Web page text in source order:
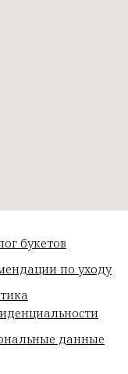
букетов
по уходу
данные